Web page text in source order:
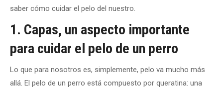
saber cómo cuidar el pelo del nuestro.
1. Capas, un aspecto importante
para cuidar el pelo de un perro
Lo que para nosotros es, simplemente, pelo va mucho más
allá. El pelo de un perro está compuesto por queratina: una